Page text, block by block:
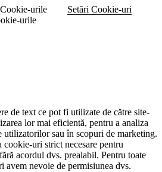
urile
Setări Cookie-uri
urile
de text ce pot fi utilizate de către site-
lor mai eficientă, pentru a analiza
utilizatorilor sau în scopuri de marketing.
uri strict necesare pentru
acordul dvs. prealabil. Pentru toate
avem nevoie de permisiunea dvs.